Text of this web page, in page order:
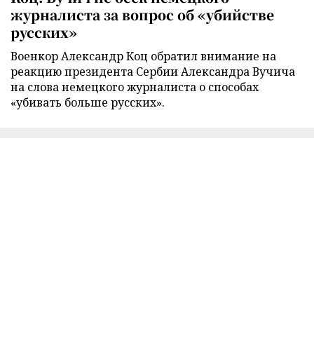
журналиста за вопрос об «убийстве
русских»
Военкор Александр Коц обратил внимание на
реакцию президента Сербии Александра Вучича
на слова немецкого журналиста о способах
«убивать больше русских».